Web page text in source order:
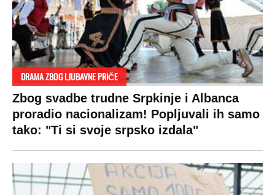
DRAMA ZBOG LJUBAVNE PRIČE
Zbog svadbe trudne Srpkinje i Albanca
proradio nacionalizam! Popljuvali ih samo
tako: "Ti si svoje srpsko izdala"